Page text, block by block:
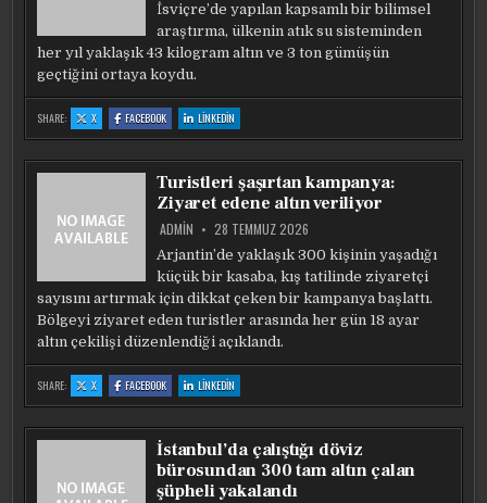
İsviçre’de yapılan kapsamlı bir bilimsel
araştırma, ülkenin atık su sisteminden
her yıl yaklaşık 43 kilogram altın ve 3 ton gümüşün
geçtiğini ortaya koydu.
SHARE: X:
KANALIZASYONA
AKAN
HER
YIL
ÇIKIYOR
FACEBOOK:
KANALIZASYONA
AKAN
HER
43
TON
ALTIN
ÇIKIYOR
LINKEDIN
KANALIZASYONA
AKAN
HER
43
TON
ALTIN
Turistleri şaşırtan kampanya:
Ziyaret edene altın veriliyor
ADMIN 28 TEMMUZ 2026
Arjantin’de yaklaşık 300 kişinin yaşadığı
küçük bir kasaba, kış tatilinde ziyaretçi
sayısını artırmak için dikkat çeken bir kampanya başlattı.
Bölgeyi ziyaret eden turistler arasında her gün 18 ayar
altın çekilişi düzenlendiği açıklandı.
SHARE: X:
TURISTLERI
ŞAŞIRTAN
ZIYARET
EDENE
FACEBOOK:
TURISTLERI
ŞAŞIRTAN
ZIYARET
ALTIN
VERILIYOR
LINKEDIN
TURISTLERI
ŞAŞIRTAN
ZIYARET
ALTIN
VERILIYOR
İstanbul’da çalıştığı döviz
bürosundan 300 tam altın çalan
şüpheli yakalandı